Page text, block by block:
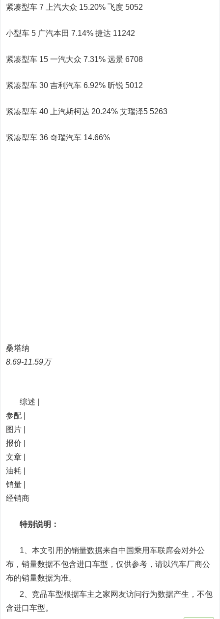
紧凑型车 7 上汽大众 15.20% 飞度 5052
小型车 5 广汽本田 7.14% 捷达 11242
紧凑型车 15 一汽大众 7.31% 远景 6708
紧凑型车 30 吉利汽车 6.92% 昕锐 5012
紧凑型车 40 上汽斯柯达 20.24% 艾瑞泽5 5263
紧凑型车 36 奇瑞汽车 14.66%
桑塔纳
8.69-11.59万
综述 |
参配 |
图片 |
报价 |
文章 |
油耗 |
销量 |
经销商
特别说明：
1、本文引用的销量数据来自中国乘用车联席会对外公
布，销量数据不包含进口车型，仅供参考，请以汽车厂商公
布的销量数据为准。
2、竞品车型根据车主之家网友访问行为数据产生，不包
含进口车型。